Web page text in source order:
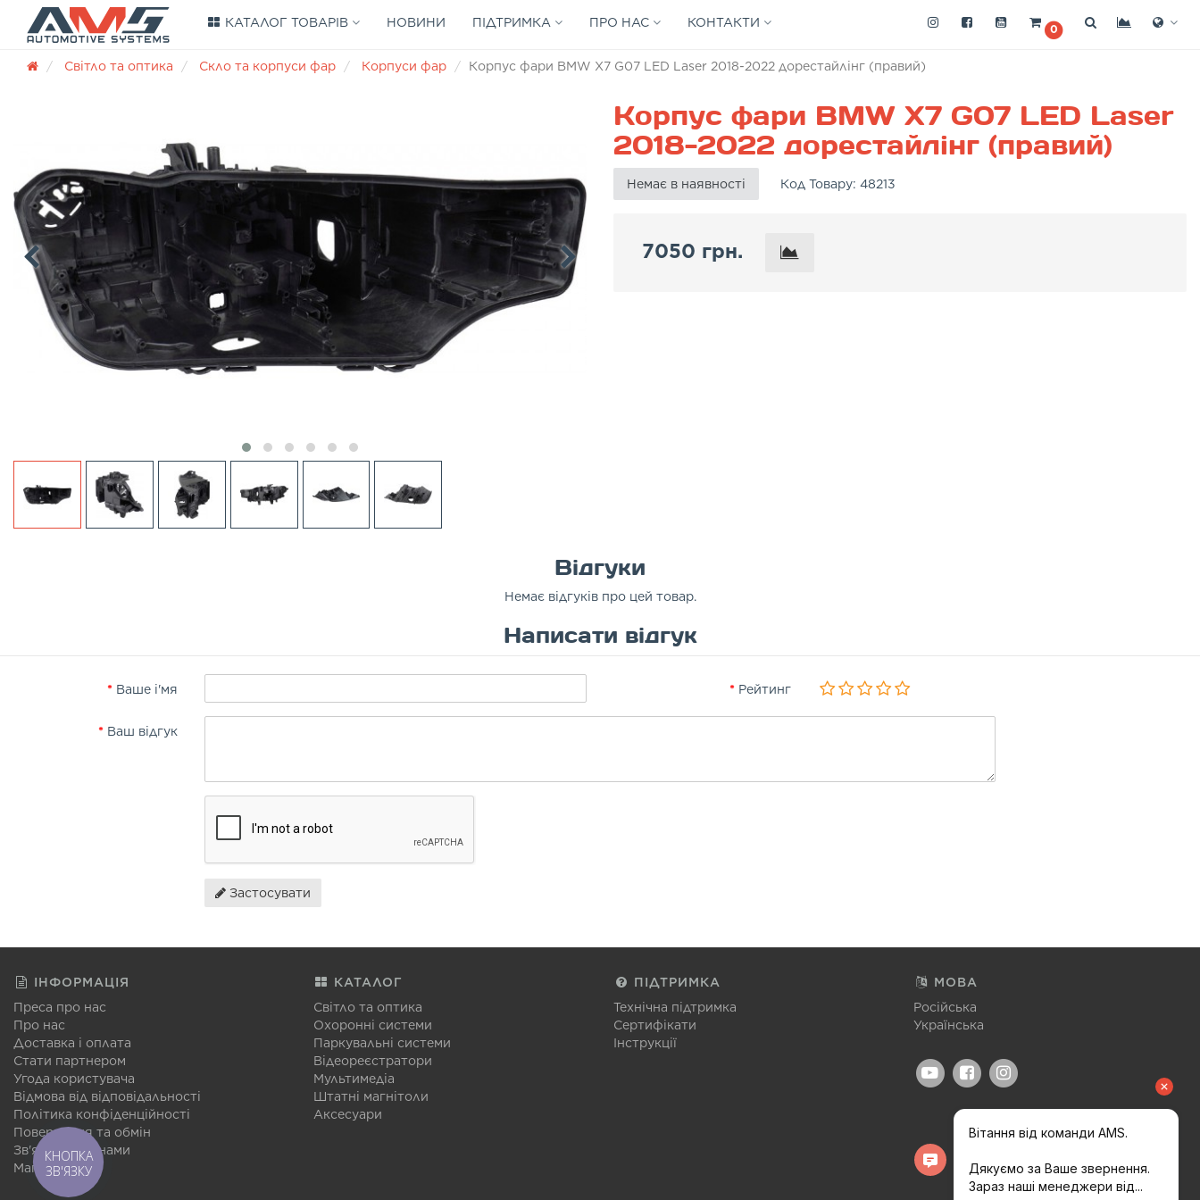
КАТАЛОГ ТОВАРІВ НОВИНИ ПІДТРИМКА ПРО НАС КОНТАКТИ 0
Світло та оптика Скло та корпуси фар Корпуси фар Корпус фари BMW X7 G07 LED Laser 2018-2022 дорестайлінг (правий)
Корпус фари BMW X7 G07 LED Laser
2018-2022 дорестайлінг (правий)
Немає в наявності Код Товару: 48213
7050 грн.
Відгуки
Немає відгуків про цей товар.
Написати відгук
Ваше і'мя Рейтинг
Ваш відгук
Застосувати
ІНФОРМАЦІЯ
Преса про нас
Про нас
Доставка і оплата
Стати партнером
Угода користувача
Відмова від відповідальності
Політика конфіденційності
Повернення та обмін
Зв'язатися з нами
Мапа сайту
КАТАЛОГ
Світло та оптика
Охоронні системи
Паркувальні системи
Відеореєстратори
Мультимедіа
Штатні магнітоли
Аксесуари
ПІДТРИМКА
Технічна підтримка
Сертифікати
Інструкції
МОВА
Російська
Українська
КНОПКА
ЗВ'ЯЗКУ